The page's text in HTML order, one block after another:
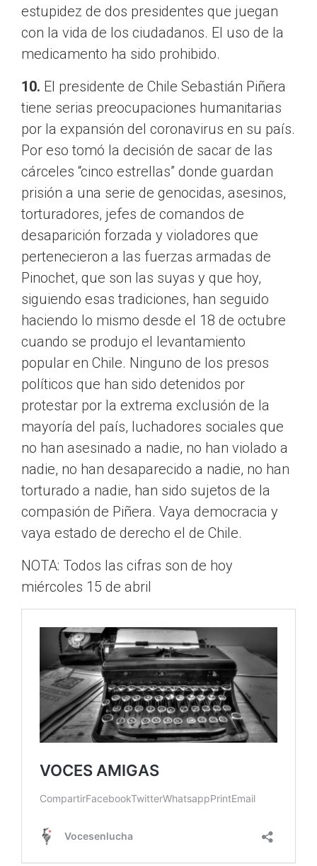
estupidez de dos presidentes que juegan
con la vida de los ciudadanos. El uso de la
medicamento ha sido prohibido.
10. El presidente de Chile Sebastián Piñera
tiene serias preocupaciones humanitarias
por la expansión del coronavirus en su país.
Por eso tomó la decisión de sacar de las
cárceles “cinco estrellas” donde guardan
prisión a una serie de genocidas, asesinos,
torturadores, jefes de comandos de
desaparición forzada y violadores que
pertenecieron a las fuerzas armadas de
Pinochet, que son las suyas y que hoy,
siguiendo esas tradiciones, han seguido
haciendo lo mismo desde el 18 de octubre
cuando se produjo el levantamiento
popular en Chile. Ninguno de los presos
políticos que han sido detenidos por
protestar por la extrema exclusión de la
mayoría del país, luchadores sociales que
no han asesinado a nadie, no han violado a
nadie, no han desaparecido a nadie, no han
torturado a nadie, han sido sujetos de la
compasión de Piñera. Vaya democracia y
vaya estado de derecho el de Chile.
NOTA: Todos las cifras son de hoy
miércoles 15 de abril